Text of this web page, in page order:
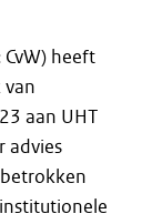
heeft
van
aan UHT
advies